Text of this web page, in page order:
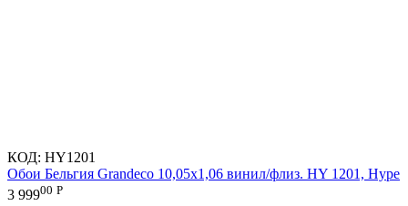
КОД: HY1201
Обои Бельгия Grandeco 10,05х1,06 винил/флиз. HY 1201, Hype
3 99900 Р